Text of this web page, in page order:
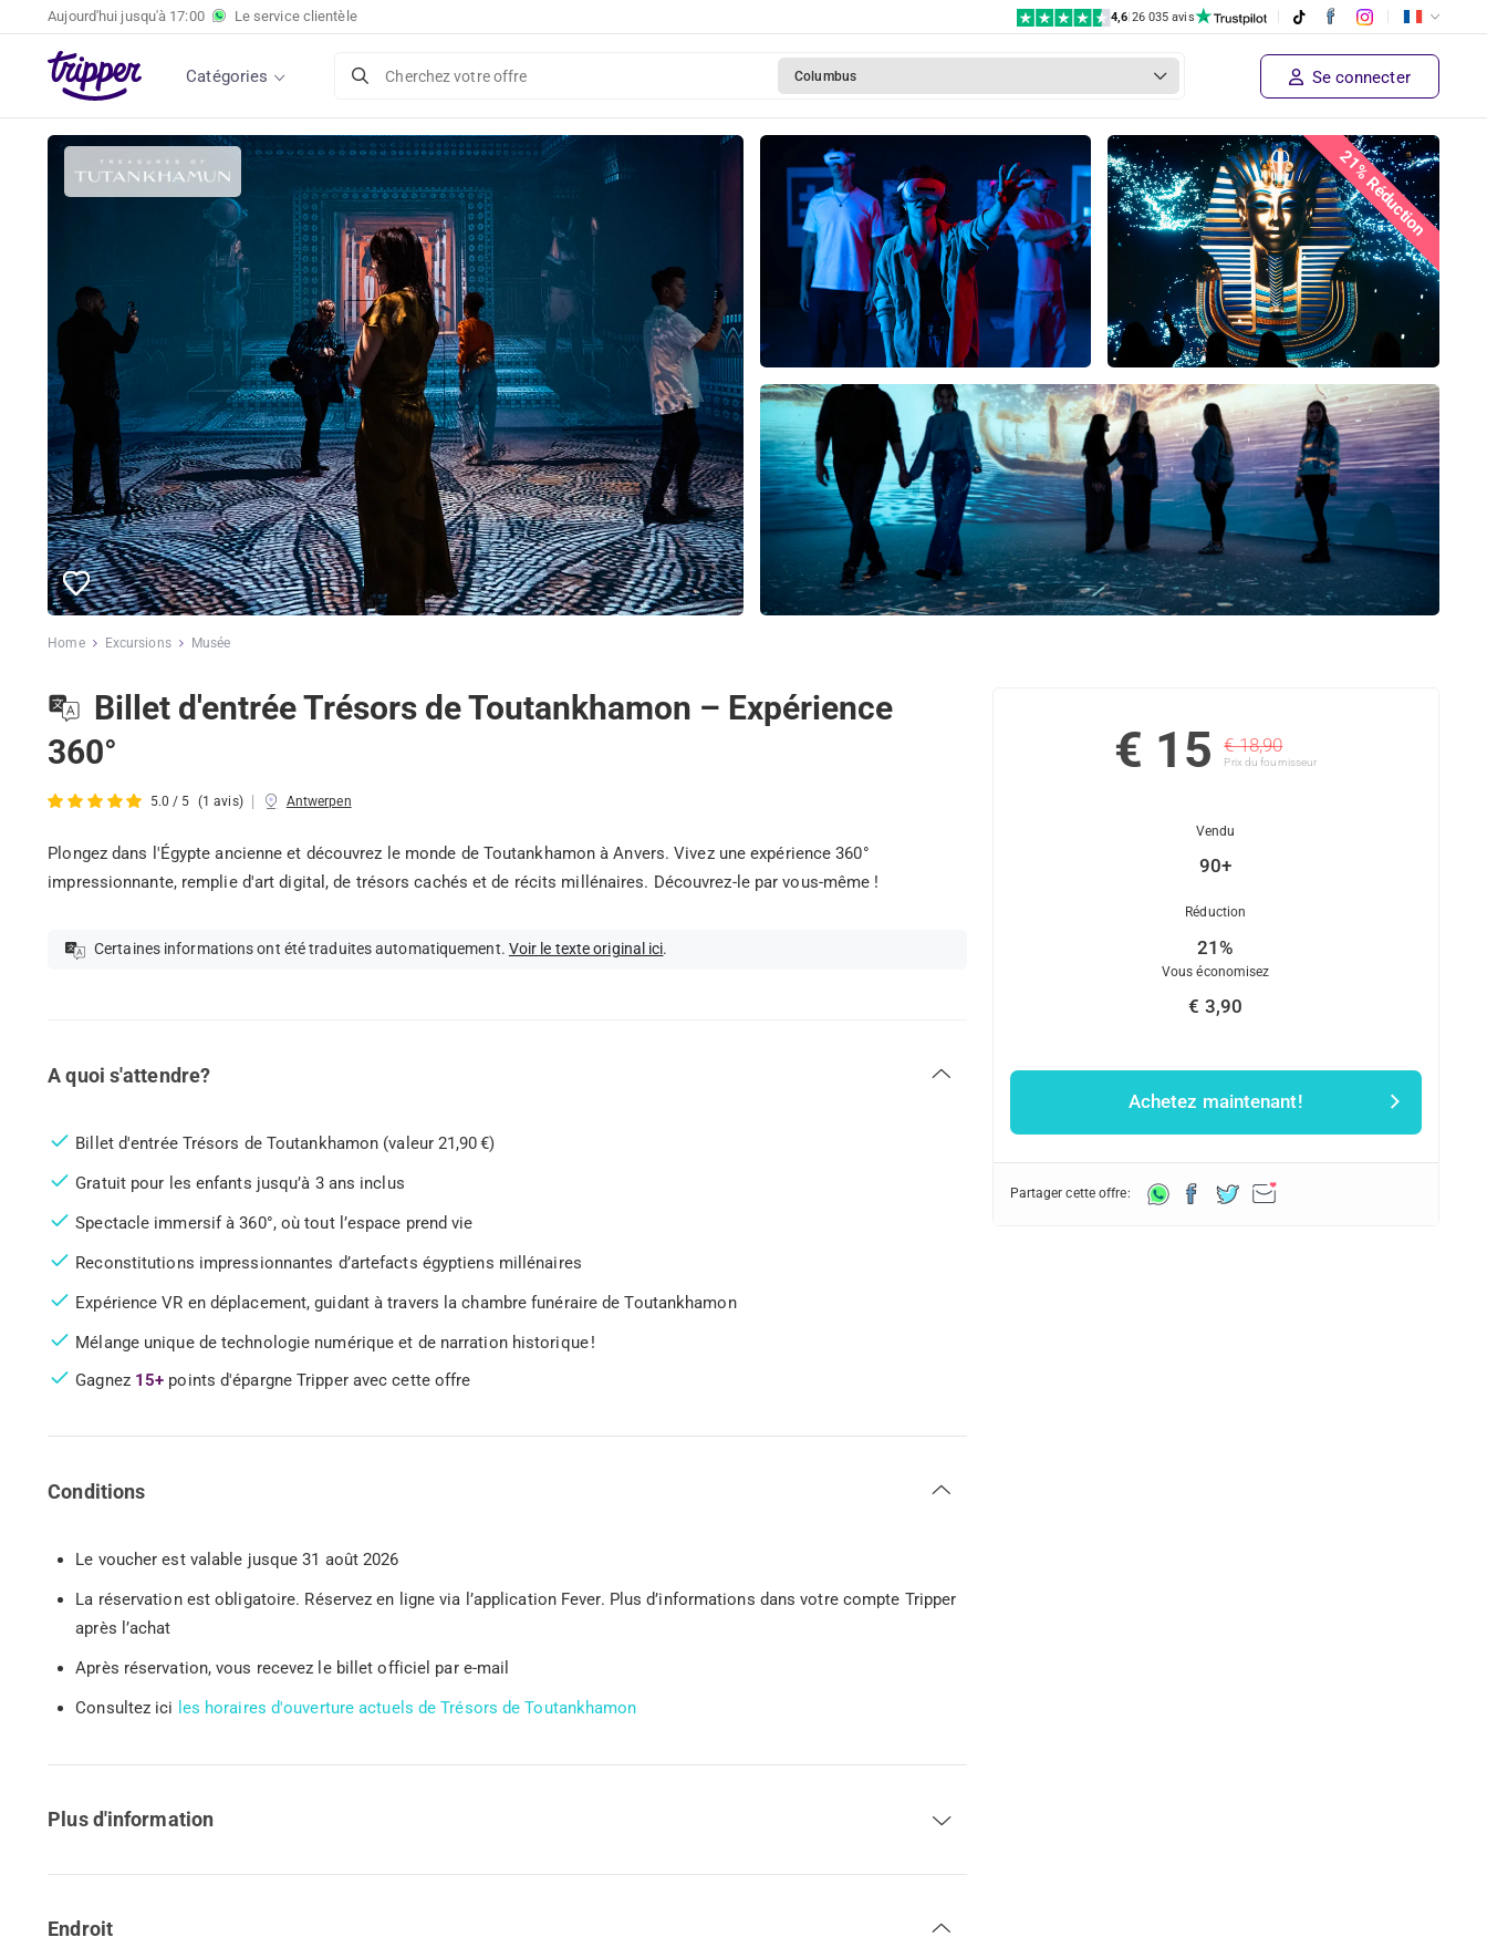
Aujourd'hui jusqu'à 17:00 Le service clientèle 4,6|26 035 avis
Catégories Cherchez votre offre Columbus Se connecter
21% Réduction
Home Excursions Musée
Billet d'entrée Trésors de Toutankhamon – Expérience
360°
5.0 / 5 (1 avis) | Antwerpen
Plongez dans l'Égypte ancienne et découvrez le monde de Toutankhamon à Anvers. Vivez une expérience 360°
impressionnante, remplie d'art digital, de trésors cachés et de récits millénaires. Découvrez-le par vous-même !
Certaines informations ont été traduites automatiquement. Voir le texte original ici.
A quoi s'attendre?
Billet d'entrée Trésors de Toutankhamon (valeur 21,90 €)
Gratuit pour les enfants jusqu’à 3 ans inclus
Spectacle immersif à 360°, où tout l’espace prend vie
Reconstitutions impressionnantes d’artefacts égyptiens millénaires
Expérience VR en déplacement, guidant à travers la chambre funéraire de Toutankhamon
Mélange unique de technologie numérique et de narration historique !
Gagnez 15+ points d'épargne Tripper avec cette offre
Conditions
Le voucher est valable jusque 31 août 2026
La réservation est obligatoire. Réservez en ligne via l’application Fever. Plus d’informations dans votre compte Tripper
après l’achat
Après réservation, vous recevez le billet officiel par e-mail
Consultez ici les horaires d'ouverture actuels de Trésors de Toutankhamon
Plus d'information
Endroit
€ 15 € 18,90
Prix ​​du fournisseur
Vendu
90+
Réduction
21%
Vous économisez
€ 3,90
Achetez maintenant!
Partager cette offre: